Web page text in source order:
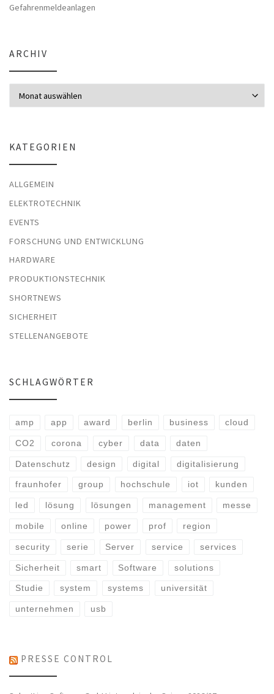
Gefahrenmeldeanlagen
ARCHIV
KATEGORIEN
ALLGEMEIN
ELEKTROTECHNIK
EVENTS
FORSCHUNG UND ENTWICKLUNG
HARDWARE
PRODUKTIONSTECHNIK
SHORTNEWS
SICHERHEIT
STELLENANGEBOTE
SCHLAGWÖRTER
amp app award berlin business cloud
CO2 corona cyber data daten
Datenschutz design digital digitalisierung
fraunhofer group hochschule iot kunden
led lösung lösungen management messe
mobile online power prof region
security serie Server service services
Sicherheit smart Software solutions
Studie system systems universität
unternehmen usb
PRESSE CONTROL